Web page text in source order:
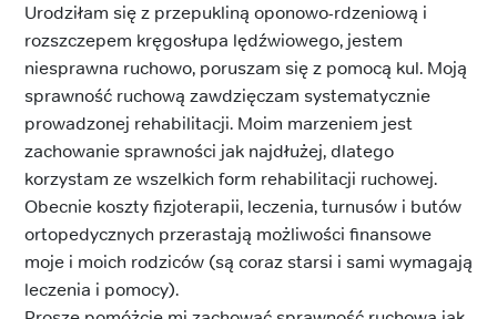
Urodziłam się z przepukliną oponowo-rdzeniową i
rozszczepem kręgosłupa lędźwiowego, jestem
niesprawna ruchowo, poruszam się z pomocą kul. Moją
sprawność ruchową zawdzięczam systematycznie
prowadzonej rehabilitacji. Moim marzeniem jest
zachowanie sprawności jak najdłużej, dlatego
korzystam ze wszelkich form rehabilitacji ruchowej.
Obecnie koszty fizjoterapii, leczenia, turnusów i butów
ortopedycznych przerastają możliwości finansowe
moje i moich rodziców (są coraz starsi i sami wymagają
leczenia i pomocy).